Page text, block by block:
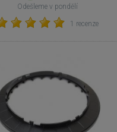
Odešleme v pondělí
1 recenze